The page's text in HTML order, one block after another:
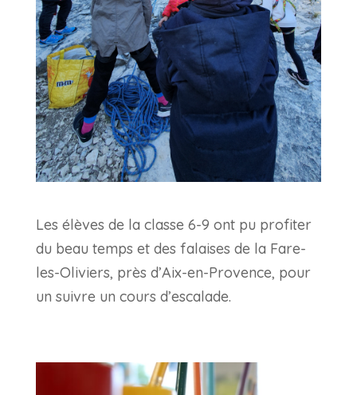
Les élèves de la classe 6-9 ont pu profiter
du beau temps et des falaises de la Fare-
les-Oliviers, près d’Aix-en-Provence, pour
un suivre un cours d’escalade.